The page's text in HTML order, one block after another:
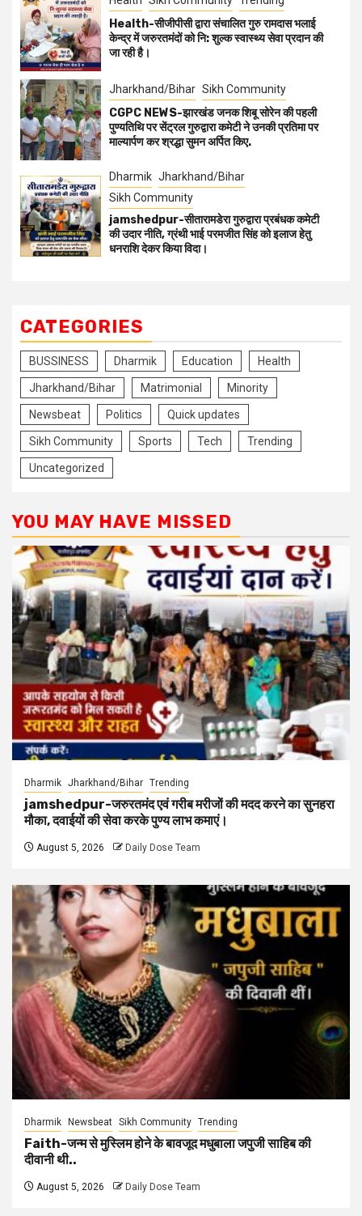
Health-सीजीपीसी द्वारा संचालित गुरु रामदास भलाई
केन्द्र में जरुरतमंदों को नि: शुल्क स्वास्थ्य सेवा प्रदान की
जा रही है।
Jharkhand/Bihar Sikh Community
CGPC NEWS-झारखंड जनक शिबू सोरेन की पहली
पुण्यतिथि पर सेंट्रल गुरुद्वारा कमेटी ने उनकी प्रतिमा पर
माल्यार्पण कर श्रद्धा सुमन अर्पित किए.
Dharmik Jharkhand/Bihar
Sikh Community
jamshedpur-सीतारामडेरा गुरुद्वारा प्रबंधक कमेटी
की उदार नीति, ग्रंथी भाई परमजीत सिंह को इलाज हेतु
धनराशि देकर किया विदा।
CATEGORIES
BUSSINESS Dharmik Education Health
Jharkhand/Bihar Matrimonial Minority
Newsbeat Politics Quick updates
Sikh Community Sports Tech Trending
Uncategorized
YOU MAY HAVE MISSED
Dharmik Jharkhand/Bihar Trending
jamshedpur-जरुरतमंद एवं गरीब मरीजों की मदद करने का सुनहरा
मौका, दवाईयों की सेवा करके पुण्य लाभ कमाएं।
August 5, 2026 Daily Dose Team
Dharmik Newsbeat Sikh Community Trending
Faith-जन्म से मुस्लिम होने के बावजूद मधुबाला जपुजी साहिब की
दीवानी थी..
August 5, 2026 Daily Dose Team